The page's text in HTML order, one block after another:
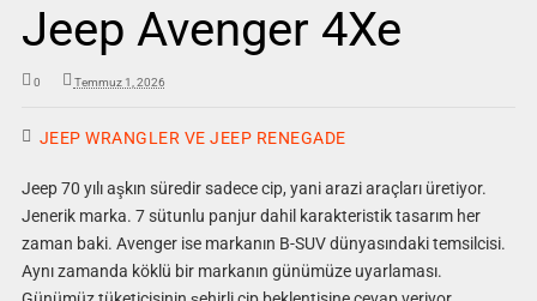
Jeep Avenger 4Xe
0 Temmuz 1, 2026
JEEP WRANGLER VE JEEP RENEGADE
Jeep 70 yılı aşkın süredir sadece cip, yani arazi araçları üretiyor.
Jenerik marka. 7 sütunlu panjur dahil karakteristik tasarım her
zaman baki. Avenger ise markanın B-SUV dünyasındaki temsilcisi.
Aynı zamanda köklü bir markanın günümüze uyarlaması.